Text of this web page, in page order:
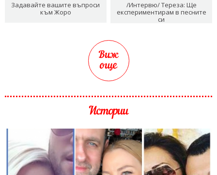
Задавайте вашите въпроси
към Жоро
/Интервю/ Тереза: Ще
експериментирам в песните
си
Виж
още
Истории